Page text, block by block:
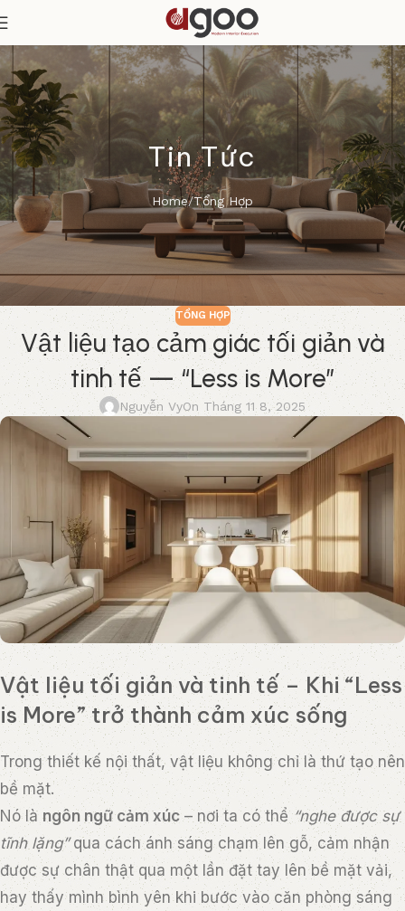
Tin Tức
Home Tổng Hợp
TỔNG HỢP
Vật liệu tạo cảm giác tối giản và
tinh tế — “Less is More”
Nguyễn VyOn Tháng 11 8, 2025
Vật liệu tối giản và tinh tế – Khi “Less
is More” trở thành cảm xúc sống
Trong thiết kế nội thất, vật liệu không chỉ là thứ tạo nên
bề mặt.
Nó là ngôn ngữ cảm xúc– nơi ta có thể“nghe được sự
tĩnh lặng”qua cách ánh sáng chạm lên gỗ, cảm nhận
được sự chân thật qua một lần đặt tay lên bề mặt vải,
hay thấy mình bình yên khi bước vào căn phòng sáng